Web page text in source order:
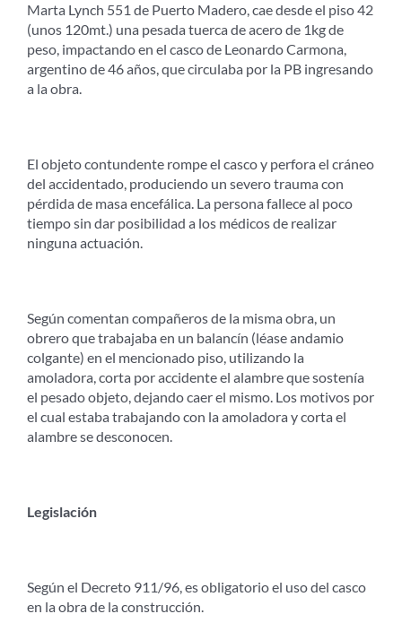
Marta Lynch 551 de Puerto Madero, cae desde el piso 42
(unos 120mt.) una pesada tuerca de acero de 1kg de
peso, impactando en el casco de Leonardo Carmona,
argentino de 46 años, que circulaba por la PB ingresando
a la obra.
El objeto contundente rompe el casco y perfora el cráneo
del accidentado, produciendo un severo trauma con
pérdida de masa encefálica. La persona fallece al poco
tiempo sin dar posibilidad a los médicos de realizar
ninguna actuación.
Según comentan compañeros de la misma obra, un
obrero que trabajaba en un balancín (léase andamio
colgante) en el mencionado piso, utilizando la
amoladora, corta por accidente el alambre que sostenía
el pesado objeto, dejando caer el mismo. Los motivos por
el cual estaba trabajando con la amoladora y corta el
alambre se desconocen.
Legislación
Según el Decreto 911/96, es obligatorio el uso del casco
en la obra de la construcción.